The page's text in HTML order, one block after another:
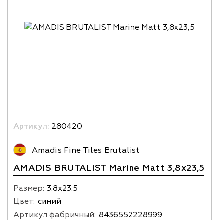
Артикул: 280420
Amadis Fine Tiles Brutalist
AMADIS BRUTALIST Marine Matt 3,8х23,5
Размер: 3.8х23.5
Цвет: синий
Артикул фабричный: 8436552228999